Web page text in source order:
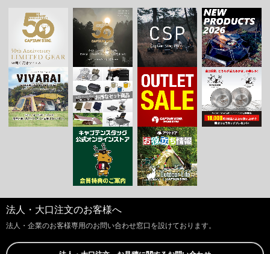
法人・大口注文のお客様へ
法人・企業のお客様専用のお問い合わせ窓口を設けております。